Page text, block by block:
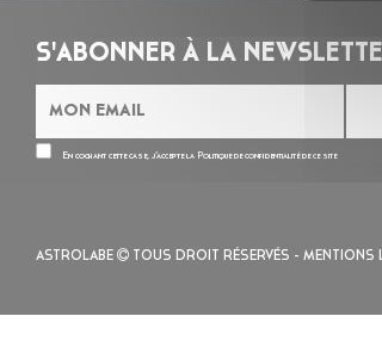
S'ABONNER À LA
En cochant cette case, j’accepte la Politique de confidentialitéde ce site
ASTROLABE TOUS DROIT RÉSERVÉS - MENTIONS